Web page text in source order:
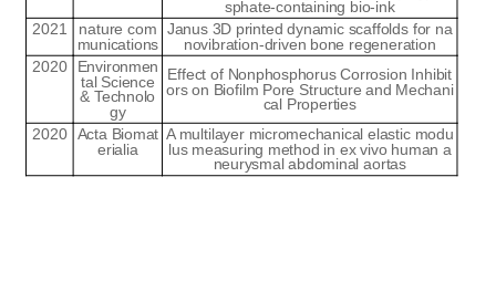
sphate-containing bio-ink
2021
nature com
munications
Janus 3D printed dynamic scaffolds for na
novibration-driven bone regeneration
2020
Environmen
tal Science
& Technolo
gy
Effect of Nonphosphorus Corrosion Inhibit
ors on Biofilm Pore Structure and Mechani
cal Properties
2020
Acta Biomat
erialia
A multilayer micromechanical elastic modu
lus measuring method in ex vivo human a
neurysmal abdominal aortas